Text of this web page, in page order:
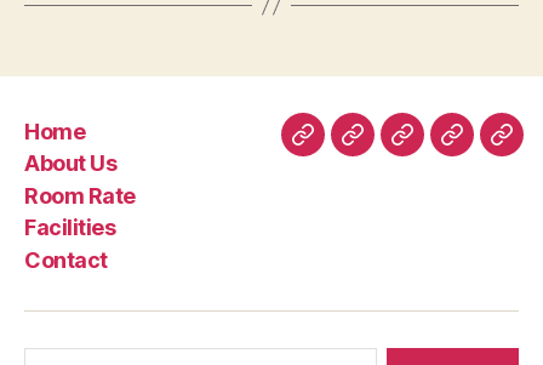
Home
About Us
Room Rate
Facilities
Contact
HomeAboutRoomFacilities